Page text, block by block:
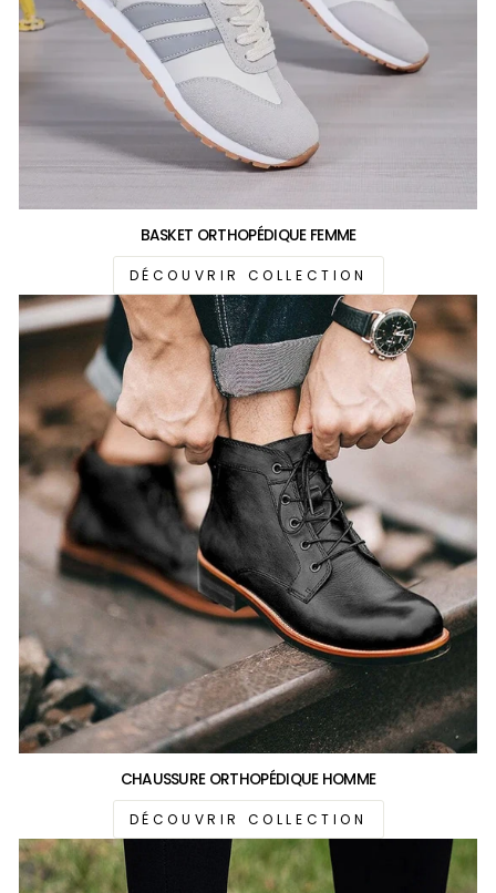
BASKET ORTHOPÉDIQUE FEMME
DÉCOUVRIR COLLECTION
CHAUSSURE ORTHOPÉDIQUE HOMME
DÉCOUVRIR COLLECTION